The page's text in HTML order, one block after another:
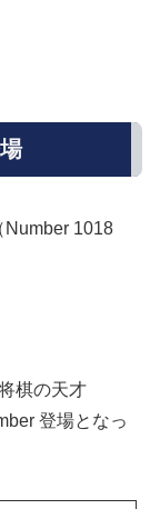
Number 1018
棋の天才
登場となっ